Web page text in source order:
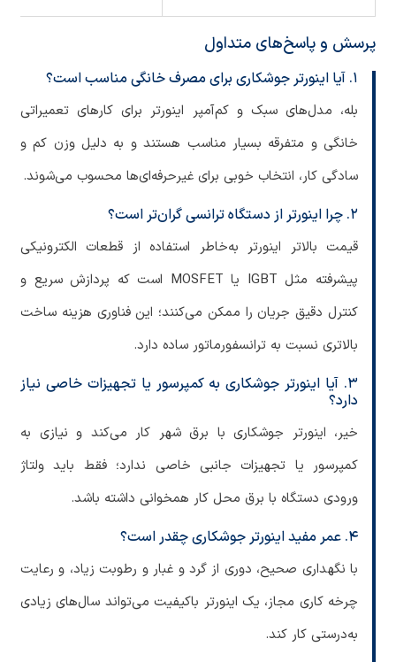
پرسش و پاسخ‌های متداول
۱. آیا اینورتر جوشکاری برای مصرف خانگی مناسب است؟
بله، مدل‌های سبک و کم‌آمپر اینورتر برای کارهای تعمیراتی
خانگی و متفرقه بسیار مناسب هستند و به دلیل وزن کم و
سادگی کار، انتخاب خوبی برای غیرحرفه‌ای‌ها محسوب می‌شوند.
۲. چرا اینورتر از دستگاه ترانسی گران‌تر است؟
قیمت بالاتر اینورتر به‌خاطر استفاده از قطعات الکترونیکی
پیشرفته مثل IGBT یا MOSFET است که پردازش سریع و
کنترل دقیق جریان را ممکن می‌کنند؛ این فناوری هزینه ساخت
بالاتری نسبت به ترانسفورماتور ساده دارد.
۳. آیا اینورتر جوشکاری به کمپرسور یا تجهیزات خاصی نیاز
دارد؟
خیر، اینورتر جوشکاری با برق شهر کار می‌کند و نیازی به
کمپرسور یا تجهیزات جانبی خاصی ندارد؛ فقط باید ولتاژ
ورودی دستگاه با برق محل کار همخوانی داشته باشد.
۴. عمر مفید اینورتر جوشکاری چقدر است؟
با نگهداری صحیح، دوری از گرد و غبار و رطوبت زیاد، و رعایت
چرخه کاری مجاز، یک اینورتر باکیفیت می‌تواند سال‌های زیادی
به‌درستی کار کند.